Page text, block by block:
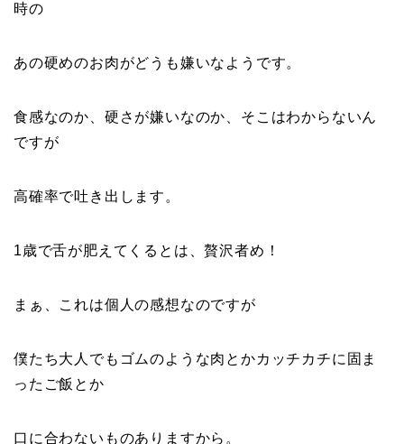
時の
あの硬めのお肉がどうも嫌いなようです。
食感なのか、硬さが嫌いなのか、そこはわからないん
ですが
高確率で吐き出します。
1歳で舌が肥えてくるとは、贅沢者め！
まぁ、これは個人の感想なのですが
僕たち大人でもゴムのような肉とかカッチカチに固ま
ったご飯とか
口に合わないものありますから。